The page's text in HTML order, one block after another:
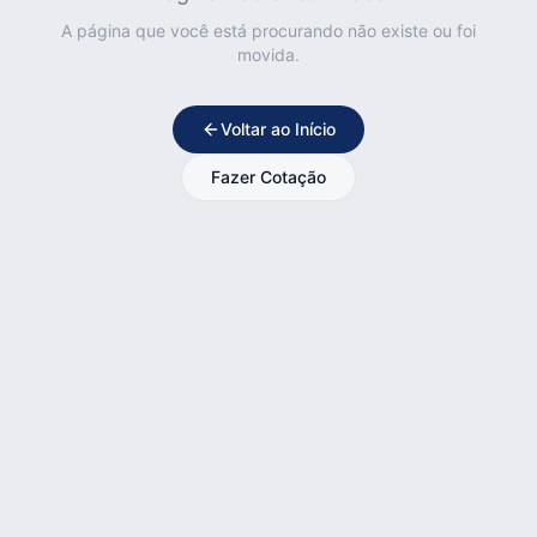
A página que você está procurando não existe ou foi
movida.
Voltar ao Início
Fazer Cotação